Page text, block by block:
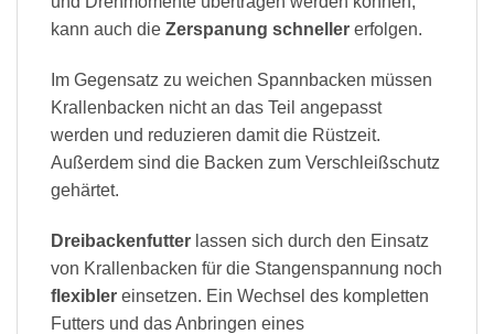
kann auch die Zerspanung schneller erfolgen.
Im Gegensatz zu weichen Spannbacken müssen
Krallenbacken nicht an das Teil angepasst
werden und reduzieren damit die Rüstzeit.
Außerdem sind die Backen zum Verschleißschutz
gehärtet.
Dreibackenfutter lassen sich durch den Einsatz
von Krallenbacken für die Stangenspannung noch
flexibler einsetzen. Ein Wechsel des kompletten
Futters und das Anbringen eines